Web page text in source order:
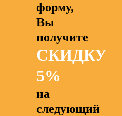
форму,
Вы
получите
СКИДКУ
5%
на
следующий